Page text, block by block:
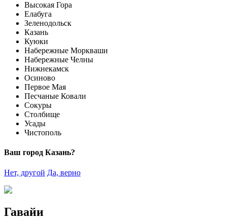
Высокая Гора
Елабуга
Зеленодольск
Казань
Куюки
Набережные Моркваши
Набережные Челны
Нижнекамск
Осиново
Первое Мая
Песчаные Ковали
Сокуры
Столбище
Усады
Чистополь
Ваш город Казань?
Нет, другой Да, верно
Гавайи